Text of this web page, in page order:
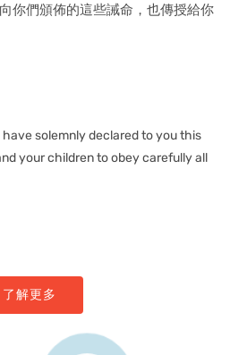
你們頒佈的這些誡命，也傳授給你
solemnly declared to you this
your children to obey carefully all
了解更多